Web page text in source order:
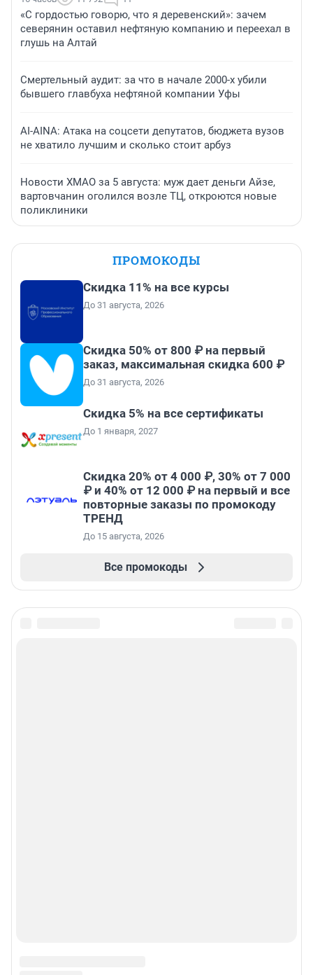
«С гордостью говорю, что я деревенский»: зачем
северянин оставил нефтяную компанию и переехал в
глушь на Алтай
Смертельный аудит: за что в начале 2000-х убили
бывшего главбуха нефтяной компании Уфы
AI-AINA: Атака на соцсети депутатов, бюджета вузов
не хватило лучшим и сколько стоит арбуз
Новости ХМАО за 5 августа: муж дает деньги Айзе,
вартовчанин оголился возле ТЦ, откроются новые
поликлиники
ПРОМОКОДЫ
Скидка 11% на все курсы
До 31 августа, 2026
Скидка 50% от 800 ₽ на первый
заказ, максимальная скидка 600 ₽
До 31 августа, 2026
Скидка 5% на все сертификаты
До 1 января, 2027
Скидка 20% от 4 000 ₽, 30% от 7 000
₽ и 40% от 12 000 ₽ на первый и все
повторные заказы по промокоду
ТРЕНД
До 15 августа, 2026
Все промокоды